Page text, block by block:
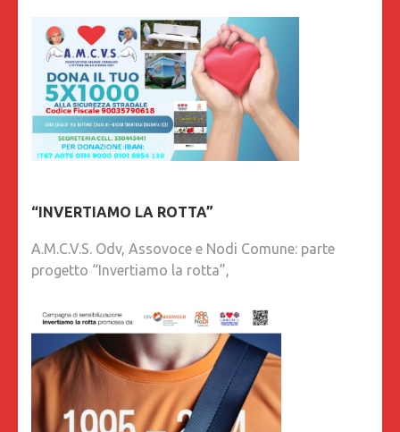
“INVERTIAMO LA ROTTA”
A.M.C.V.S. Odv, Assovoce e Nodi Comune: parte
progetto “Invertiamo la rotta”,